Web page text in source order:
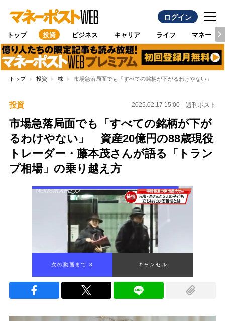
ログイン
トップ 投資 ビジネス キャリア ライフ マネー
トップ 投資 株 市場急落局面でも「すべての銘柄が下がるわけやない」 資
投資 2025.02.17 15:00 週刊ポスト
市場急落局面でも「すべての銘柄が下が
るわけやない」 資産20億円の88歳現役
トレーダー・藤本茂さんが語る「トラン
プ相場」の乗り越え方
次の動画まで 2 キャンセル